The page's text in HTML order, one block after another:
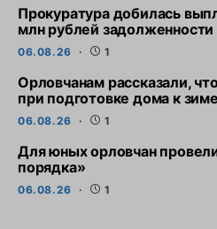
Прокуратура добилась
млн рублей задолженности
06.08.26 1
Орловчанам рассказали,
при подготовке дома к зиме
06.08.26 1
Для юных орловчан
порядка»
06.08.26 1